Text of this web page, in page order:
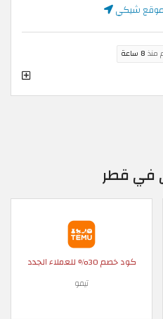
موقع شيكي
منذ 8 ساعة
في قطر
كود خصم 30% للعملاء الجدد
تيمو